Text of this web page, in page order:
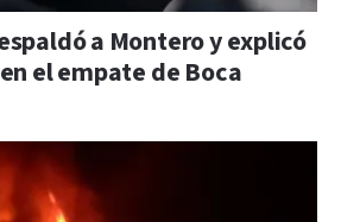
a Montero y explicó
el empate de Boca